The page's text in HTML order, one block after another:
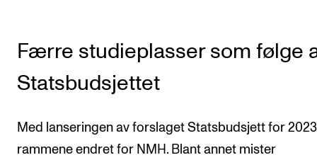
Biblioteket
Strategier, planer og rapporter
Hvem gjør hva i administrasjonen
Færre studieplasser som følge
Statsbudsjettet
Med lanseringen av forslaget Statsbudsjett for
rammene endret for NMH. Blant annet mister